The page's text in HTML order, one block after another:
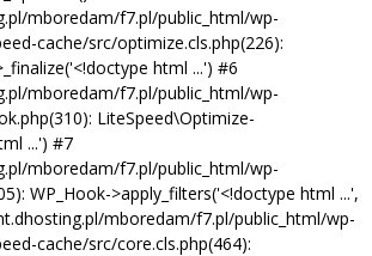
mboredam/f7.pl/public_html/wp-
cache/src/optimize.cls.php(226):
html ...') #6
mboredam/f7.pl/public_html/wp-
LiteSpeed\Optimize-
...') #7
mboredam/f7.pl/public_html/wp-
WP_Hook->apply_filters('<!doctype html ...',
mboredam/f7.pl/public_html/wp-
cache/src/core.cls.php(464):